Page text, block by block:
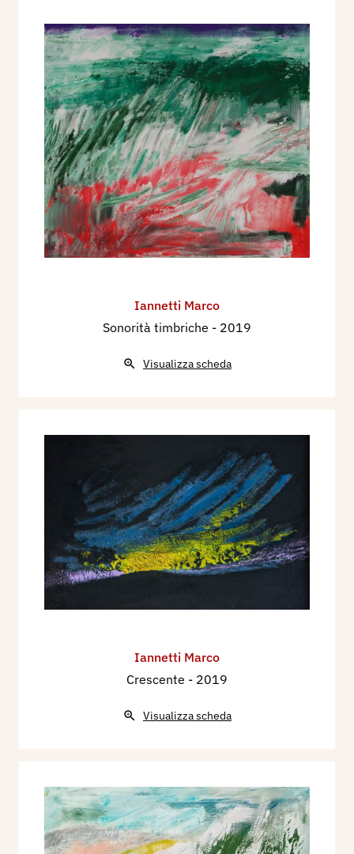
Iannetti Marco
Sonorità timbriche - 2019
Visualizza scheda
Iannetti Marco
Crescente - 2019
Visualizza scheda